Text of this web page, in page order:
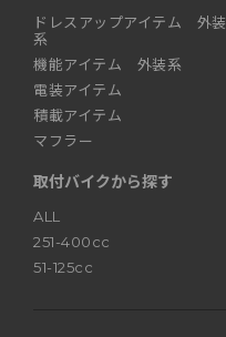
ドレスアップアイテム 外装
系
機能アイテム 外装系
電装アイテム
積載アイテム
マフラー
取付バイクから探す
ALL
251-400cc
51-125cc